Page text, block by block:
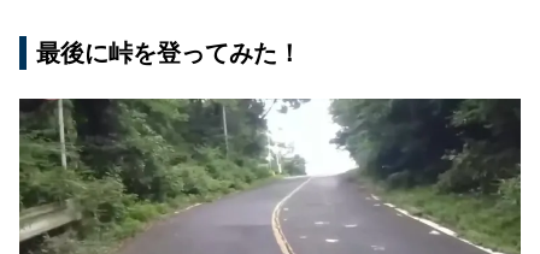
最後に峠を登ってみた！